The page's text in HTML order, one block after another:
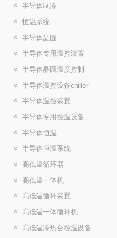
半导体制冷
恒温系统
半导体晶圆
半导体专用温控装置
半导体晶圆温度控制
半导体温控设备chiller
半导体温控装置
半导体专用控温设备
半导体恒温
半导体恒温系统
高低温循环器
高低温一体机
高低温循环装置
高低温一体循环机
高低温冷热台控温设备